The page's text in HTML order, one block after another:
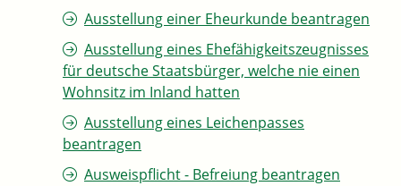
Ausstellung einer Eheurkunde beantragen
Ausstellung eines Ehefähigkeitszeugnisses
für deutsche Staatsbürger, welche nie einen
Wohnsitz im Inland hatten
Ausstellung eines Leichenpasses
beantragen
Ausweispflicht - Befreiung beantragen